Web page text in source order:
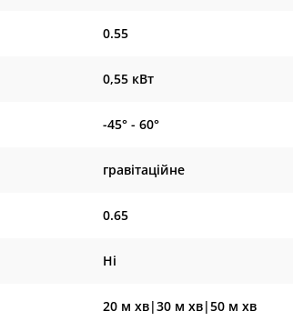
0.55
0,55 кВт
-45° - 60°
гравітаційне
0.65
Ні
20 м хв|30 м хв|50 м хв